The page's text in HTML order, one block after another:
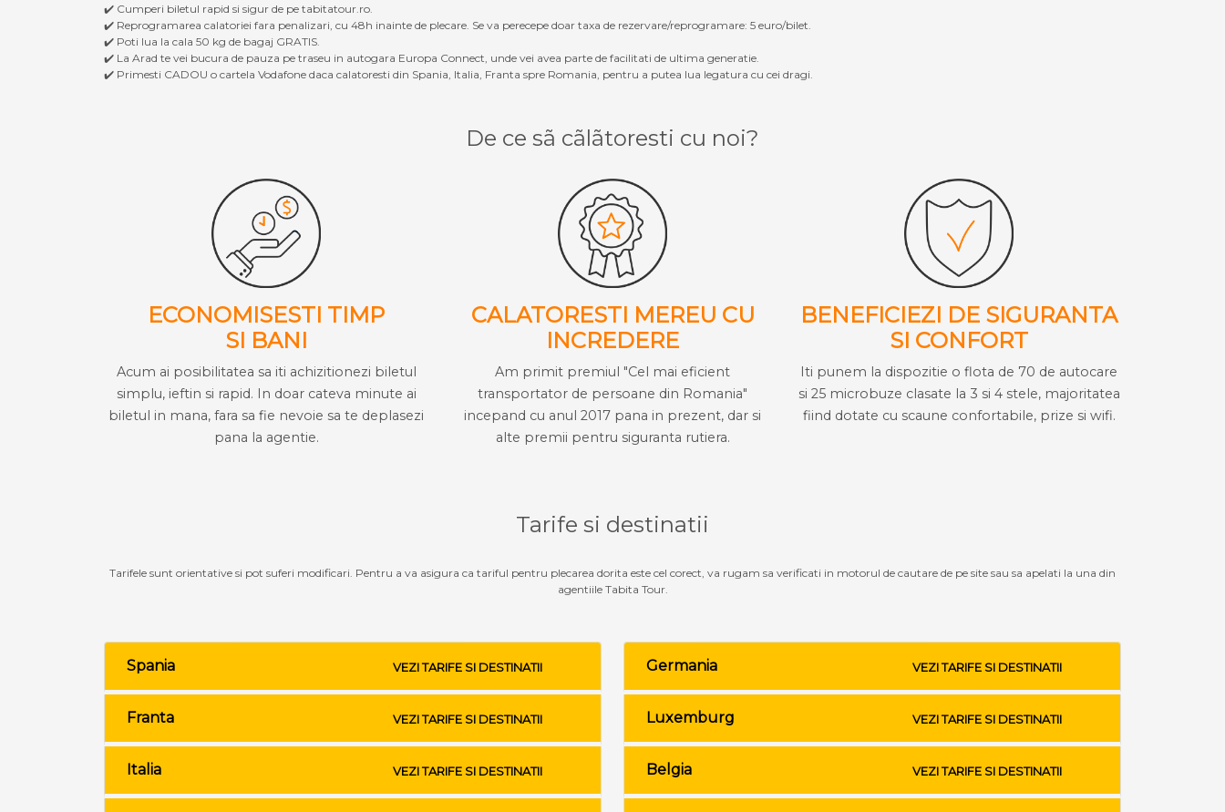
✔️ Cumperi biletul rapid si sigur de pe tabitatour.ro.
✔️ Reprogramarea calatoriei fara penalizari, cu 48h inainte de plecare. Se va perecepe doar taxa de rezervare/reprogramare: 5 euro/bilet.
✔️ Poti lua la cala 50 kg de bagaj GRATIS.
✔️ La Arad te vei bucura de pauza pe traseu in autogara Europa Connect, unde vei avea parte de facilitati de ultima generatie.
✔️ Primesti CADOU o cartela Vodafone daca calatoresti din Spania, Italia, Franta spre Romania, pentru a putea lua legatura cu cei dragi.
De ce sã cãlãtoresti cu noi?
ECONOMISESTI TIMP
SI BANI
Acum ai posibilitatea sa iti achizitionezi biletul
simplu, ieftin si rapid. In doar cateva minute ai
biletul in mana, fara sa fie nevoie sa te deplasezi
pana la agentie.
CALATORESTI MEREU CU
INCREDERE
Am primit premiul "Cel mai eficient
transportator de persoane din Romania"
incepand cu anul 2017 pana in prezent, dar si
alte premii pentru siguranta rutiera.
BENEFICIEZI DE SIGURANTA
SI CONFORT
Iti punem la dispozitie o flota de 70 de autocare
si 25 microbuze clasate la 3 si 4 stele, majoritatea
fiind dotate cu scaune confortabile, prize si wifi.
Tarife si destinatii
Tarifele sunt orientative si pot suferi modificari. Pentru a va asigura ca tariful pentru plecarea dorita este cel corect, va rugam sa verificati in motorul de cautare de pe site sau sa apelati la una din
agentiile Tabita Tour.
Spania VEZI TARIFE SI DESTINATII
Franta VEZI TARIFE SI DESTINATII
Italia VEZI TARIFE SI DESTINATII
Germania VEZI TARIFE SI DESTINATII
Luxemburg VEZI TARIFE SI DESTINATII
Belgia VEZI TARIFE SI DESTINATII